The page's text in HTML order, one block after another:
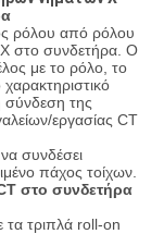
ρόλου από ρόλου
Χ στο συνδετήρα. Ο
με το ρόλο, το
σύνδεση της
εργασίας CT
συνδέσει
πάχος τοίχων.
στο συνδετήρα
τα τριπλά roll-on